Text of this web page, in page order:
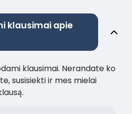
klausimai apie
klausimai. Nerandate ko
susisiekti ir mes mielai